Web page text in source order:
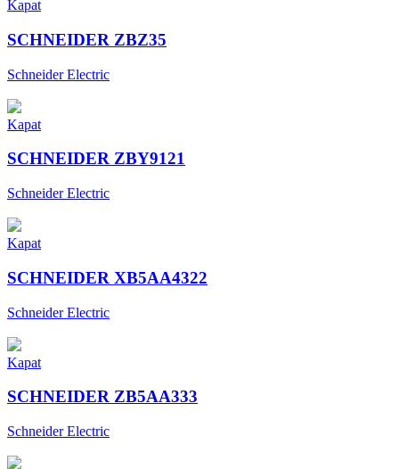
Kapat
SCHNEIDER ZBZ35
Schneider Electric
Kapat
SCHNEIDER ZBY9121
Schneider Electric
Kapat
SCHNEIDER XB5AA4322
Schneider Electric
Kapat
SCHNEIDER ZB5AA333
Schneider Electric